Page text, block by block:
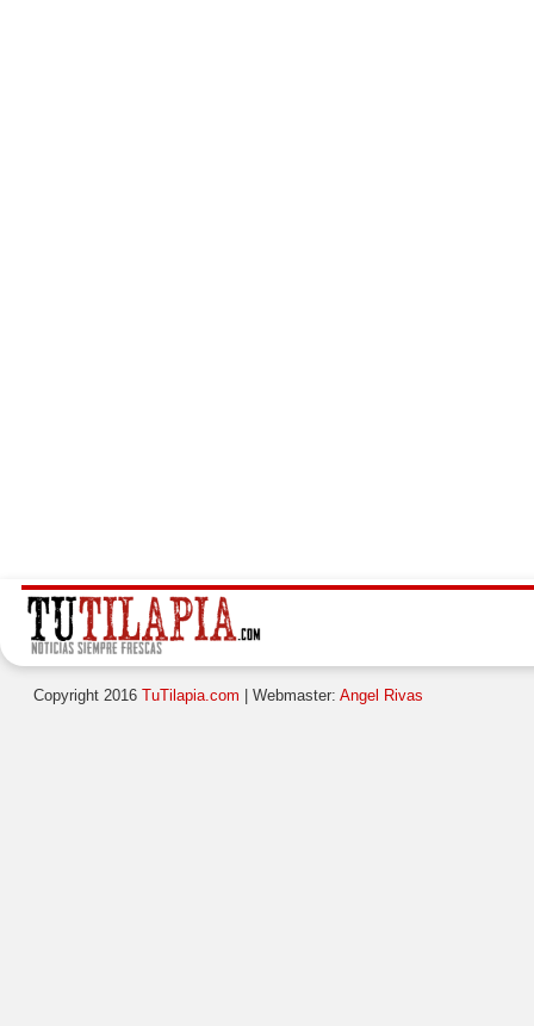
Copyright 2016 TuTilapia.com | Webmaster: Angel Rivas